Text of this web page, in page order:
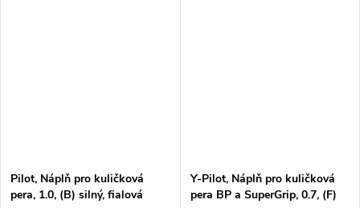
Pilot, Náplň pro kuličková
pera, 1.0, (B) silný, fialová
Y-Pilot, Náplň pro kuličková
pera BP a SuperGrip, 0.7, (F)